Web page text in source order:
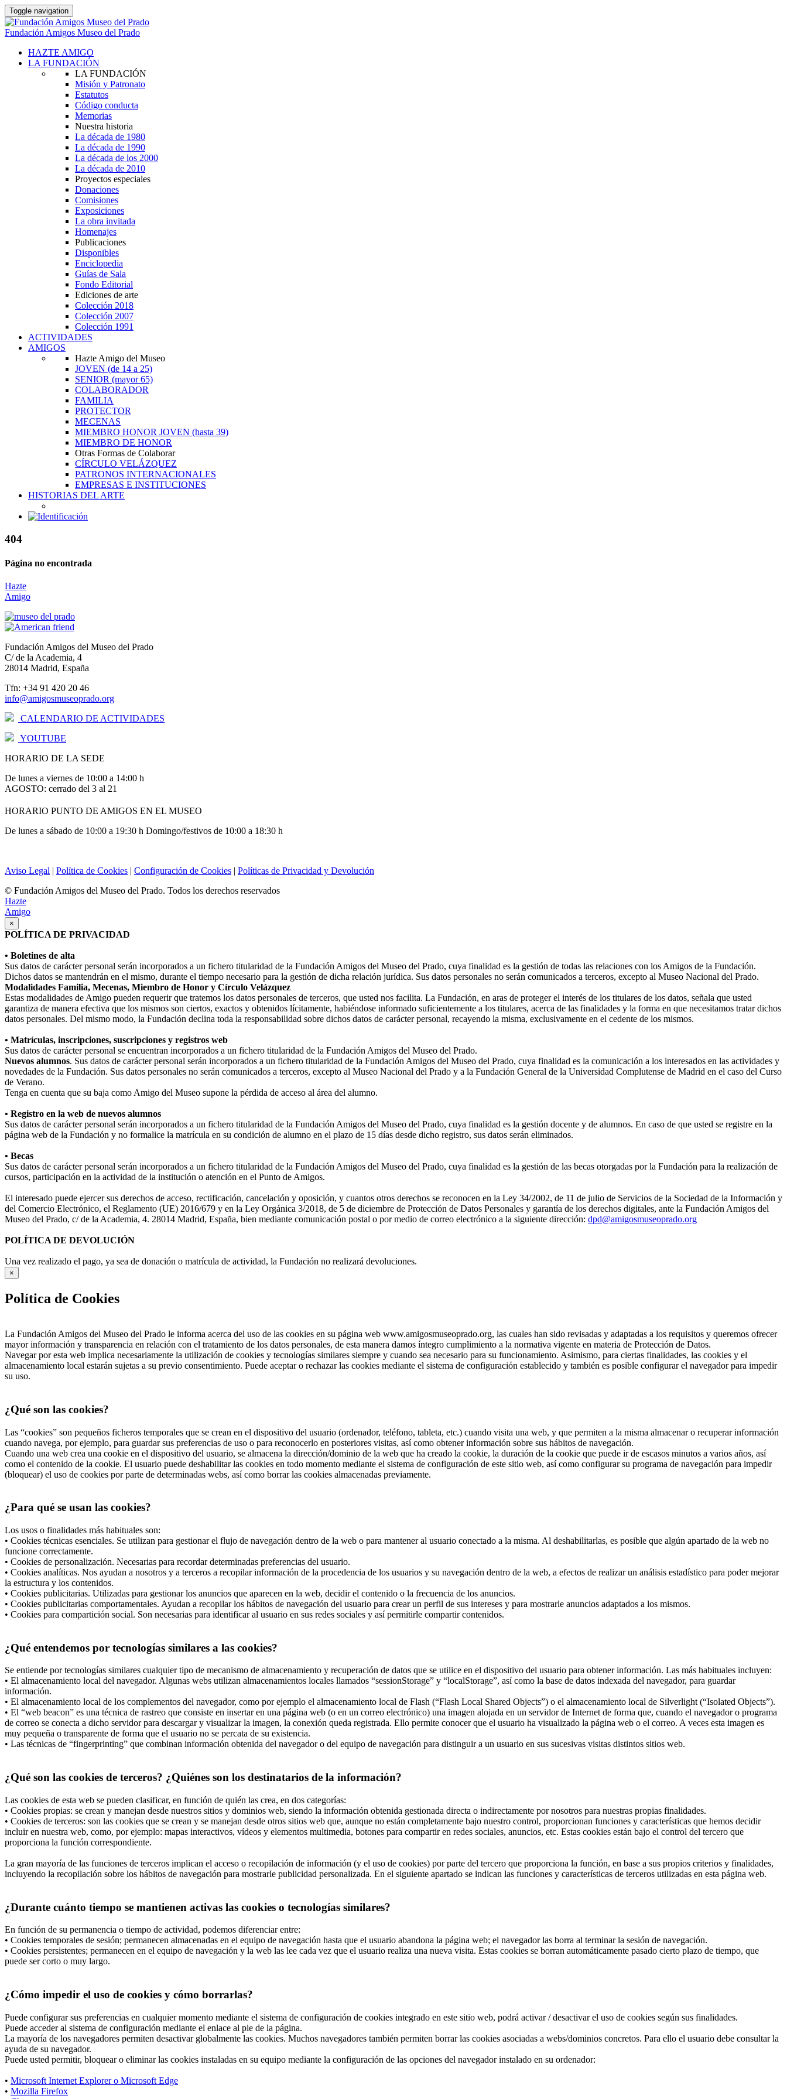
Toggle navigation
Fundación Amigos Museo del Prado
HAZTE AMIGO
LA FUNDACIÓN
LA FUNDACIÓN
Misión y Patronato
Estatutos
Código conducta
Memorias
Nuestra historia
La década de 1980
La década de 1990
La década de los 2000
La década de 2010
Proyectos especiales
Donaciones
Comisiones
Exposiciones
La obra invitada
Homenajes
Publicaciones
Disponibles
Enciclopedia
Guías de Sala
Fondo Editorial
Ediciones de arte
Colección 2018
Colección 2007
Colección 1991
ACTIVIDADES
AMIGOS
Hazte Amigo del Museo
JOVEN (de 14 a 25)
SENIOR (mayor 65)
COLABORADOR
FAMILIA
PROTECTOR
MECENAS
MIEMBRO HONOR JOVEN (hasta 39)
MIEMBRO DE HONOR
Otras Formas de Colaborar
CÍRCULO VELÁZQUEZ
PATRONOS INTERNACIONALES
EMPRESAS E INSTITUCIONES
HISTORIAS DEL ARTE
404
Página no encontrada
Hazte
Amigo
Fundación Amigos del Museo del Prado
C/ de la Academia, 4
28014 Madrid, España
Tfn: +34 91 420 20 46
info@amigosmuseoprado.org
CALENDARIO DE ACTIVIDADES
YOUTUBE
HORARIO DE LA SEDE
De lunes a viernes de 10:00 a 14:00 h
AGOSTO: cerrado del 3 al 21
HORARIO PUNTO DE AMIGOS EN EL MUSEO
De lunes a sábado de 10:00 a 19:30 h Domingo/festivos de 10:00 a 18:30 h
Aviso Legal | Política de Cookies | Configuración de Cookies | Políticas de Privacidad y Devolución
© Fundación Amigos del Museo del Prado. Todos los derechos reservados
Hazte
Amigo
×
POLÍTICA DE PRIVACIDAD
• Boletines de alta
Sus datos de carácter personal serán incorporados a un fichero titularidad de la Fundación Amigos del Museo del Prado, cuya finalidad es la gestión de todas las relaciones con los Amigos de la Fundación.
Dichos datos se mantendrán en el mismo, durante el tiempo necesario para la gestión de dicha relación jurídica. Sus datos personales no serán comunicados a terceros, excepto al Museo Nacional del Prado.
Modalidades Familia, Mecenas, Miembro de Honor y Círculo Velázquez
Estas modalidades de Amigo pueden requerir que tratemos los datos personales de terceros, que usted nos facilita. La Fundación, en aras de proteger el interés de los titulares de los datos, señala que usted
garantiza de manera efectiva que los mismos son ciertos, exactos y obtenidos lícitamente, habiéndose informado suficientemente a los titulares, acerca de las finalidades y la forma en que necesitamos tratar dichos
datos personales. Del mismo modo, la Fundación declina toda la responsabilidad sobre dichos datos de carácter personal, recayendo la misma, exclusivamente en el cedente de los mismos.
• Matrículas, inscripciones, suscripciones y registros web
Sus datos de carácter personal se encuentran incorporados a un fichero titularidad de la Fundación Amigos del Museo del Prado.
Nuevos alumnos. Sus datos de carácter personal serán incorporados a un fichero titularidad de la Fundación Amigos del Museo del Prado, cuya finalidad es la comunicación a los interesados en las actividades y
novedades de la Fundación. Sus datos personales no serán comunicados a terceros, excepto al Museo Nacional del Prado y a la Fundación General de la Universidad Complutense de Madrid en el caso del Curso
de Verano.
Tenga en cuenta que su baja como Amigo del Museo supone la pérdida de acceso al área del alumno.
• Registro en la web de nuevos alumnos
Sus datos de carácter personal serán incorporados a un fichero titularidad de la Fundación Amigos del Museo del Prado, cuya finalidad es la gestión docente y de alumnos. En caso de que usted se registre en la
página web de la Fundación y no formalice la matrícula en su condición de alumno en el plazo de 15 días desde dicho registro, sus datos serán eliminados.
• Becas
Sus datos de carácter personal serán incorporados a un fichero titularidad de la Fundación Amigos del Museo del Prado, cuya finalidad es la gestión de las becas otorgadas por la Fundación para la realización de
cursos, participación en la actividad de la institución o atención en el Punto de Amigos.
El interesado puede ejercer sus derechos de acceso, rectificación, cancelación y oposición, y cuantos otros derechos se reconocen en la Ley 34/2002, de 11 de julio de Servicios de la Sociedad de la Información y
del Comercio Electrónico, el Reglamento (UE) 2016/679 y en la Ley Orgánica 3/2018, de 5 de diciembre de Protección de Datos Personales y garantía de los derechos digitales, ante la Fundación Amigos del
Museo del Prado, c/ de la Academia, 4. 28014 Madrid, España, bien mediante comunicación postal o por medio de correo electrónico a la siguiente dirección: dpd@amigosmuseoprado.org
POLÍTICA DE DEVOLUCIÓN
Una vez realizado el pago, ya sea de donación o matrícula de actividad, la Fundación no realizará devoluciones.
×
Política de Cookies
La Fundación Amigos del Museo del Prado le informa acerca del uso de las cookies en su página web www.amigosmuseoprado.org, las cuales han sido revisadas y adaptadas a los requisitos y queremos ofrecer
mayor información y transparencia en relación con el tratamiento de los datos personales, de esta manera damos íntegro cumplimiento a la normativa vigente en materia de Protección de Datos.
Navegar por esta web implica necesariamente la utilización de cookies y tecnologías similares siempre y cuando sea necesario para su funcionamiento. Asimismo, para ciertas finalidades, las cookies y el
almacenamiento local estarán sujetas a su previo consentimiento. Puede aceptar o rechazar las cookies mediante el sistema de configuración establecido y también es posible configurar el navegador para impedir
su uso.
¿Qué son las cookies?
Las “cookies” son pequeños ficheros temporales que se crean en el dispositivo del usuario (ordenador, teléfono, tableta, etc.) cuando visita una web, y que permiten a la misma almacenar o recuperar información
cuando navega, por ejemplo, para guardar sus preferencias de uso o para reconocerlo en posteriores visitas, así como obtener información sobre sus hábitos de navegación.
Cuando una web crea una cookie en el dispositivo del usuario, se almacena la dirección/dominio de la web que ha creado la cookie, la duración de la cookie que puede ir de escasos minutos a varios años, así
como el contenido de la cookie. El usuario puede deshabilitar las cookies en todo momento mediante el sistema de configuración de este sitio web, así como configurar su programa de navegación para impedir
(bloquear) el uso de cookies por parte de determinadas webs, así como borrar las cookies almacenadas previamente.
¿Para qué se usan las cookies?
Los usos o finalidades más habituales son:
• Cookies técnicas esenciales. Se utilizan para gestionar el flujo de navegación dentro de la web o para mantener al usuario conectado a la misma. Al deshabilitarlas, es posible que algún apartado de la web no
funcione correctamente.
• Cookies de personalización. Necesarias para recordar determinadas preferencias del usuario.
• Cookies analíticas. Nos ayudan a nosotros y a terceros a recopilar información de la procedencia de los usuarios y su navegación dentro de la web, a efectos de realizar un análisis estadístico para poder mejorar
la estructura y los contenidos.
• Cookies publicitarias. Utilizadas para gestionar los anuncios que aparecen en la web, decidir el contenido o la frecuencia de los anuncios.
• Cookies publicitarias comportamentales. Ayudan a recopilar los hábitos de navegación del usuario para crear un perfil de sus intereses y para mostrarle anuncios adaptados a los mismos.
• Cookies para compartición social. Son necesarias para identificar al usuario en sus redes sociales y así permitirle compartir contenidos.
¿Qué entendemos por tecnologías similares a las cookies?
Se entiende por tecnologías similares cualquier tipo de mecanismo de almacenamiento y recuperación de datos que se utilice en el dispositivo del usuario para obtener información. Las más habituales incluyen:
• El almacenamiento local del navegador. Algunas webs utilizan almacenamientos locales llamados “sessionStorage” y “localStorage”, así como la base de datos indexada del navegador, para guardar
información.
• El almacenamiento local de los complementos del navegador, como por ejemplo el almacenamiento local de Flash (“Flash Local Shared Objects”) o el almacenamiento local de Silverlight (“Isolated Objects”).
• El “web beacon” es una técnica de rastreo que consiste en insertar en una página web (o en un correo electrónico) una imagen alojada en un servidor de Internet de forma que, cuando el navegador o programa
de correo se conecta a dicho servidor para descargar y visualizar la imagen, la conexión queda registrada. Ello permite conocer que el usuario ha visualizado la página web o el correo. A veces esta imagen es
muy pequeña o transparente de forma que el usuario no se percata de su existencia.
• Las técnicas de “fingerprinting” que combinan información obtenida del navegador o del equipo de navegación para distinguir a un usuario en sus sucesivas visitas distintos sitios web.
¿Qué son las cookies de terceros? ¿Quiénes son los destinatarios de la información?
Las cookies de esta web se pueden clasificar, en función de quién las crea, en dos categorías:
• Cookies propias: se crean y manejan desde nuestros sitios y dominios web, siendo la información obtenida gestionada directa o indirectamente por nosotros para nuestras propias finalidades.
• Cookies de terceros: son las cookies que se crean y se manejan desde otros sitios web que, aunque no están completamente bajo nuestro control, proporcionan funciones y características que hemos decidir
incluir en nuestra web, como, por ejemplo: mapas interactivos, vídeos y elementos multimedia, botones para compartir en redes sociales, anuncios, etc. Estas cookies están bajo el control del tercero que
proporciona la función correspondiente.
La gran mayoría de las funciones de terceros implican el acceso o recopilación de información (y el uso de cookies) por parte del tercero que proporciona la función, en base a sus propios criterios y finalidades,
incluyendo la recopilación sobre los hábitos de navegación para mostrarle publicidad personalizada. En el siguiente apartado se indican las funciones y características de terceros utilizadas en esta página web.
¿Durante cuánto tiempo se mantienen activas las cookies o tecnologías similares?
En función de su permanencia o tiempo de actividad, podemos diferenciar entre:
• Cookies temporales de sesión; permanecen almacenadas en el equipo de navegación hasta que el usuario abandona la página web; el navegador las borra al terminar la sesión de navegación.
• Cookies persistentes; permanecen en el equipo de navegación y la web las lee cada vez que el usuario realiza una nueva visita. Estas cookies se borran automáticamente pasado cierto plazo de tiempo, que
puede ser corto o muy largo.
¿Cómo impedir el uso de cookies y cómo borrarlas?
Puede configurar sus preferencias en cualquier momento mediante el sistema de configuración de cookies integrado en este sitio web, podrá activar / desactivar el uso de cookies según sus finalidades.
Puede acceder al sistema de configuración mediante el enlace al pie de la página.
La mayoría de los navegadores permiten desactivar globalmente las cookies. Muchos navegadores también permiten borrar las cookies asociadas a webs/dominios concretos. Para ello el usuario debe consultar la
ayuda de su navegador.
Puede usted permitir, bloquear o eliminar las cookies instaladas en su equipo mediante la configuración de las opciones del navegador instalado en su ordenador:
• Microsoft Internet Explorer o Microsoft Edge
• Mozilla Firefox